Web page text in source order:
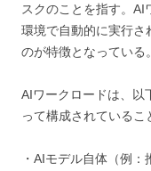
スクのことを指す。AI
環境で自動的に実行さ
のが特徴となっている。
AIワークロードは、以
って構成されているこ
・AIモデル自体（例：